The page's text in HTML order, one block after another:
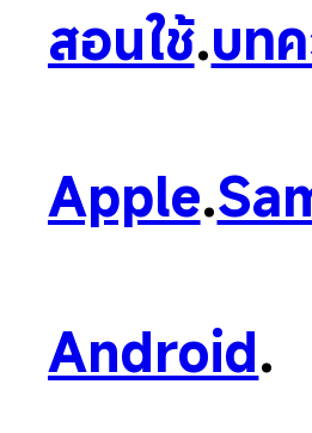
สอนใช้.บท
Apple.
Android.